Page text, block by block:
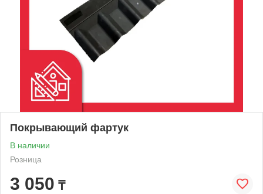
Покрывающий фартук
В наличии
Розница
3 050 ₸